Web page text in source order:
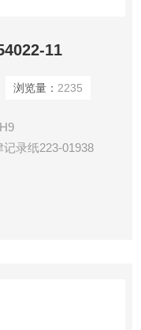
11
浏览量： 2235
录纸223-01938
C-R4A